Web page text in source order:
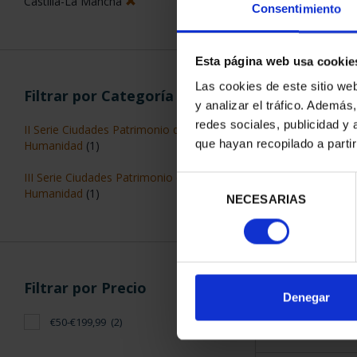
Consentimiento
Esta página web usa
Las cookies de este sitio
y analizar el tráfico.
redes sociales, publicidad y
que hayan recopilado a
consentimiento
NECESARIAS
Denegar
Filtrar por Categoría
II Serie Ciudades Patrimonio de la
Humanidad (1)
III Serie Ciudades Patrimonio de la
Humanidad (1)
Filtrar por Precio
€50-€199,99 (2)
CIUDADES
ORDENAR POR: